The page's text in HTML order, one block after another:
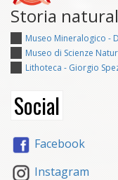
Storia
Museo Mineralogico -
Museo di Scienze
Lithoteca - Giorgio
Social
Facebook
Instagram